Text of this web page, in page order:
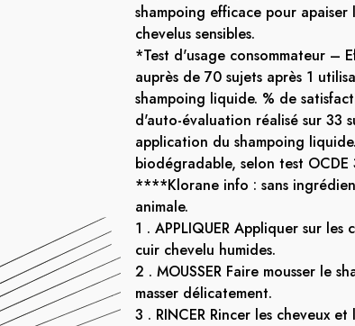
shampoing efficace pour apaiser
chevelus sensibles.
*Test d'usage consommateur –
auprès de 70 sujets après 1
shampoing liquide. % de
d'auto-évaluation réalisé sur 33
application du shampoing
biodégradable, selon test OCDE
****Klorane info : sans
animale.
1 . APPLIQUER Appliquer sur les
cuir chevelu humides.
2 . MOUSSER Faire mousser le
masser délicatement.
3 . RINCER Rincer les cheveux